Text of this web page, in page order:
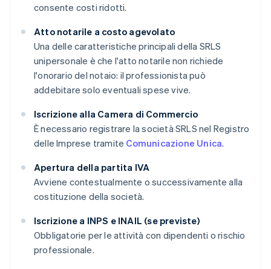
consente costi ridotti.
Atto notarile a costo agevolato
Una delle caratteristiche principali della SRLS
unipersonale è che l'atto notarile non richiede
l'onorario del notaio: il professionista può
addebitare solo eventuali spese vive.
Iscrizione alla Camera di Commercio
È necessario registrare la società SRLS nel Registro
delle Imprese tramite Comunicazione Unica.
Apertura della partita IVA
Avviene contestualmente o successivamente alla
costituzione della società.
Iscrizione a INPS e INAIL (se previste)
Obbligatorie per le attività con dipendenti o rischio
professionale.